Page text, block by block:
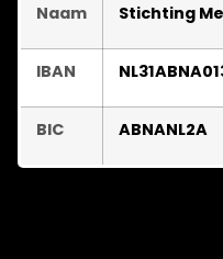
Naam Stichting
IBAN
BIC ABNANL2A